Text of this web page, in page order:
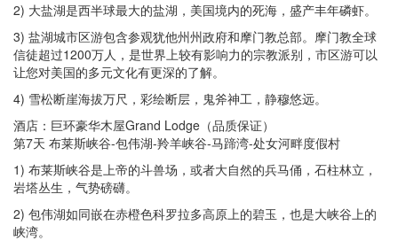
2) 大盐湖是西半球最大的盐湖，美国境内的死海，盛产丰年磷虾。
3) 盐湖城市区游包含参观犹他州州政府和摩门教总部。摩门教全球
信徒超过1200万人，是世界上较有影响力的宗教派别，市区游可以
让您对美国的多元文化有更深的了解。
4) 雪松断崖海拔万尺，彩绘断层，鬼斧神工，静穆悠远。
酒店：巨环豪华木屋Grand Lodge（品质保证）
第7天 布莱斯峡谷-包伟湖-羚羊峡谷-马蹄湾-处女河畔度假村
1) 布莱斯峡谷是上帝的斗兽场，或者大自然的兵马俑，石柱林立，
岩塔丛生，气势磅礴。
2) 包伟湖如同嵌在赤橙色科罗拉多高原上的碧玉，也是大峡谷上的
峡湾。